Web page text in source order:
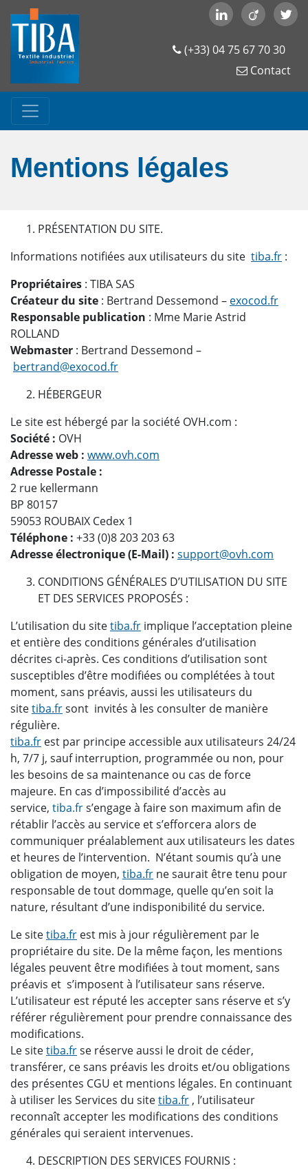
(+33) 04 75 67 70 30
Contact
Mentions légales
PRÉSENTATION DU SITE.
Informations notifiées aux utilisateurs du site tiba.fr :
Propriétaires : TIBA SAS
Créateur du site : Bertrand Dessemond – exocod.fr
Responsable publication : Mme Marie Astrid
ROLLAND
Webmaster : Bertrand Dessemond –
bertrand@exocod.fr
HÉBERGEUR
Le site est hébergé par la société OVH.com :
Société : OVH
Adresse web : www.ovh.com
Adresse Postale :
2 rue kellermann
BP 80157
59053 ROUBAIX Cedex 1
Téléphone : +33 (0)8 203 203 63
Adresse électronique (E-Mail) : support@ovh.com
CONDITIONS GÉNÉRALES D’UTILISATION DU SITE
ET DES SERVICES PROPOSÉS :
L’utilisation du sitetiba.fr implique l’acceptation pleine
et entière des conditions générales d’utilisation
décrites ci-après. Ces conditions d’utilisation sont
susceptibles d’être modifiées ou complétées à tout
moment, sans préavis, aussi les utilisateurs du
sitetiba.frsont invités à les consulter de manière
régulière.
tiba.fr est par principe accessible aux utilisateurs 24/24
h, 7/7 j, sauf interruption, programmée ou non, pour
les besoins de sa maintenance ou cas de force
majeure. En cas d’impossibilité d’accès au
service, tiba.frs’engage à faire son maximum afin de
rétablir l’accès au service et s’efforcera alors de
communiquer préalablement aux utilisateurs les dates
et heures de l’intervention. N’étant soumis qu’à une
obligation de moyen, tiba.fr ne saurait être tenu pour
responsable de tout dommage, quelle qu’en soit la
nature, résultant d’une indisponibilité du service.
Le sitetiba.fr est mis à jour régulièrement par le
propriétaire du site. De la même façon, les mentions
légales peuvent être modifiées à tout moment, sans
préavis et s’imposent à l’utilisateur sans réserve.
L’utilisateur est réputé les accepter sans réserve et s’y
référer régulièrement pour prendre connaissance des
modifications.
Le sitetiba.frse réserve aussi le droit de céder,
transférer, ce sans préavis les droits et/ou obligations
des présentes CGU et mentions légales. En continuant
à utiliser les Services du sitetiba.fr , l’utilisateur
reconnaît accepter les modifications des conditions
générales qui seraient intervenues.
DESCRIPTION DES SERVICES FOURNIS :